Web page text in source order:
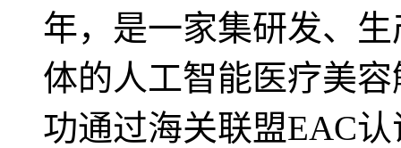
年，是一家集研发、
体的人工智能医疗美
功通过海关联盟EAC